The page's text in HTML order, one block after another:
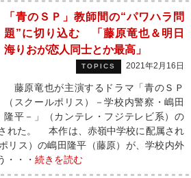
「青のＳＰ」教師間の“パワハラ問
題”に切り込む 「藤原竜也＆明日
海りおが恋人同士とか最高」
TOPICS 2021年2月16日
藤原竜也が主演するドラマ「青のＳＰ
（スクールポリス）－学校内警察・嶋田
隆平－」（カンテレ・フジテレビ系）の
れた。 本作は、赤嶺中学校に配属され
リス）の嶋田隆平（藤原）が、学校内外
・・・ 続きを読む